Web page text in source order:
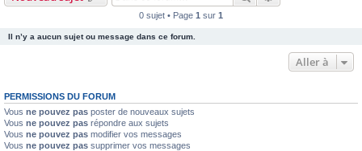
0 sujet • Page 1 sur 1
Il n’y a aucun sujet ou message dans ce forum.
Aller à
PERMISSIONS DU FORUM
Vous ne pouvez pas poster de nouveaux sujets
Vous ne pouvez pas répondre aux sujets
Vous ne pouvez pas modifier vos messages
Vous ne pouvez pas supprimer vos messages